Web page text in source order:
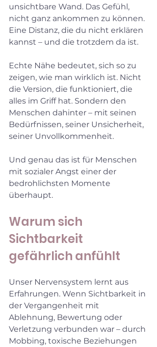
unsichtbare Wand. Das Gefühl,
nicht ganz ankommen zu können.
Eine Distanz, die du nicht erklären
kannst – und die trotzdem da ist.
Echte Nähe bedeutet, sich so zu
zeigen, wie man wirklich ist. Nicht
die Version, die funktioniert, die
alles im Griff hat. Sondern den
Menschen dahinter – mit seinen
Bedürfnissen, seiner Unsicherheit,
seiner Unvollkommenheit.
Und genau das ist für Menschen
mit sozialer Angst einer der
bedrohlichsten Momente
überhaupt.
Warum sich
Sichtbarkeit
gefährlich anfühlt
Unser Nervensystem lernt aus
Erfahrungen. Wenn Sichtbarkeit in
der Vergangenheit mit
Ablehnung, Bewertung oder
Verletzung verbunden war – durch
Mobbing, toxische Beziehungen